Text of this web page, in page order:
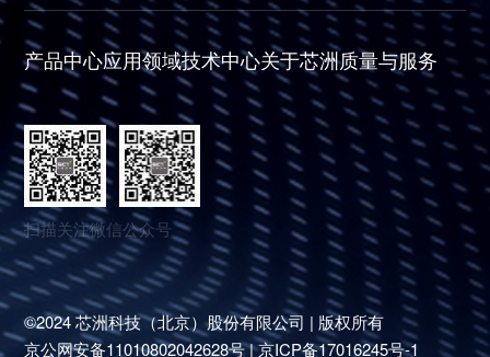
产品中心应用领域技术中心关于芯洲质量与服务
扫描关注微信公众号
©2024 芯洲科技（北京）股份有限公司 | 版权所有
京公网安备11010802042628号 | 京ICP备17016245号-1